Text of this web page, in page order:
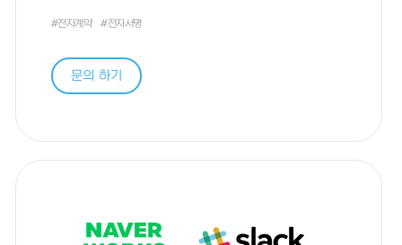
#전자계약 #전자서명
문의 하기